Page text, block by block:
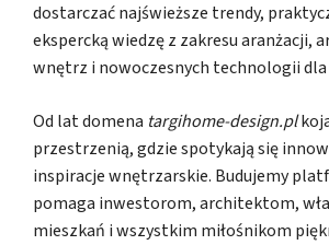
dostarczać najświeższe trendy,
ekspercką wiedzę z zakresu aranżacji,
wnętrz i nowoczesnych technologii dla
Od lat domena targihome-design.pl
przestrzenią, gdzie spotykają się
inspiracje wnętrzarskie. Budujemy
pomaga inwestorom, architektom,
mieszkań i wszystkim miłośnikom